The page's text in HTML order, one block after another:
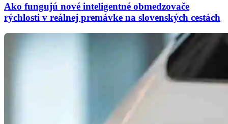
Ako fungujú nové inteligentné obmedzovače
rýchlosti v reálnej premávke na slovenských cestách